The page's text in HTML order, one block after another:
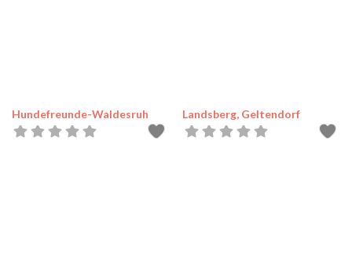
Hundefreunde-Waldesruh Landsberg, Geltendorf